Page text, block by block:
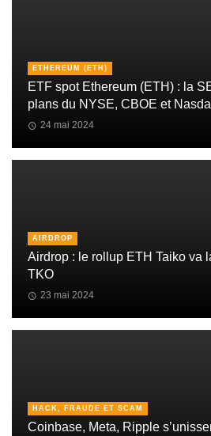
ETHEREUM (ETH)
ETF spot Ethereum (ETH) : la
plans du NYSE, CBOE et
24 mai 2024
AIRDROP
Airdrop : le rollup ETH Taiko va
TKO
23 mai 2024
HACK, FRAUDE ET SCAM
Coinbase, Meta, Ripple